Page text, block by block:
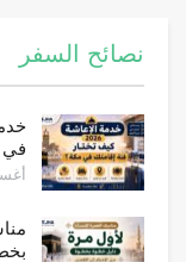
نصائح السفر
في